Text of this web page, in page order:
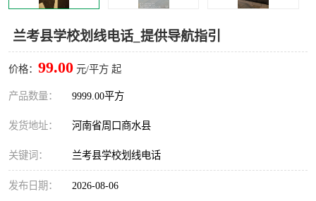
兰考县学校划线电话_提供导航指引
价格： 99.00 元/平方 起
产品数量： 9999.00平方
发货地址： 河南省周口商水县
关键词： 兰考县学校划线电话
发布日期： 2026-08-06